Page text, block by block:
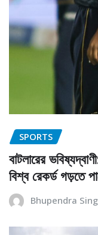
SPORTS
বাটলারের
বিশ্ব রেকর্ড গড়তে
Bhupendra